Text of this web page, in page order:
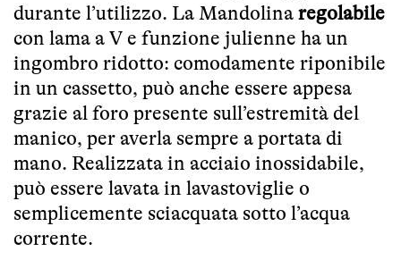
durante l’utilizzo. La Mandolina regolabile
con lama a V e funzione julienne ha un
ingombro ridotto: comodamente riponibile
in un cassetto, può anche essere appesa
grazie al foro presente sull’estremità del
manico, per averla sempre a portata di
mano. Realizzata in acciaio inossidabile,
può essere lavata in lavastoviglie o
semplicemente sciacquata sotto l’acqua
corrente.